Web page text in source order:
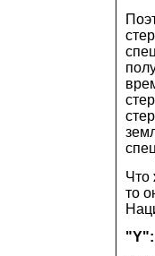
Что
то